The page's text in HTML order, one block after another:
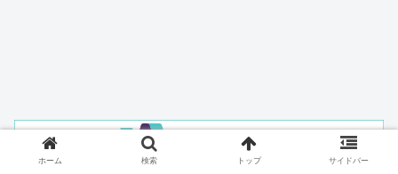
ホーム 検索 トップ サイドバー